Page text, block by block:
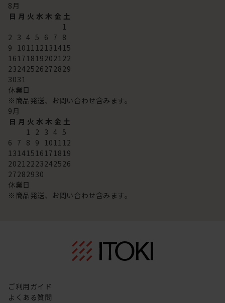
8月
日 月 火 水 木 金 土
1
2 3 4 5 6 7 8
9 101112131415
16171819202122
23242526272829
3031
休業日
※商品発送、お問い合わせ含みます。
9月
日 月 火 水 木 金 土
1 2 3 4 5
6 7 8 9 101112
13141516171819
20212223242526
27282930
休業日
※商品発送、お問い合わせ含みます。
ご利用ガイド
よくある質問